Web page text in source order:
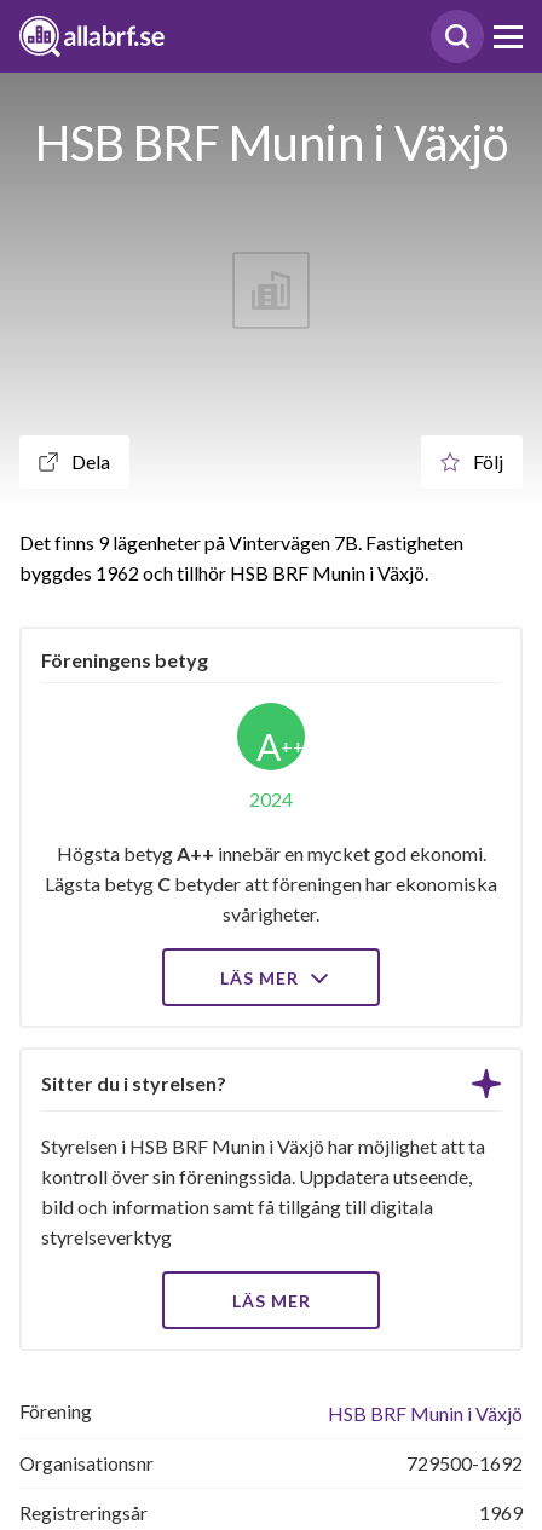
HSB BRF Munin i Växjö
Dela Följ
Det finns 9 lägenheter på Vintervägen 7B. Fastigheten
byggdes 1962 och tillhör HSB BRF Munin i Växjö.
Föreningens betyg
A++
2024
Högsta betygA++ innebär en mycket god ekonomi.
Lägsta betyg C betyder att föreningen har ekonomiska
svårigheter.
LÄS MER
Sitter du i styrelsen?
Styrelsen i HSB BRF Munin i Växjö har möjlighet att ta
kontroll över sin föreningssida. Uppdatera utseende,
bild och information samt få tillgång till digitala
styrelseverktyg
LÄS MER
Förening HSB BRF Munin i Växjö
Organisationsnr 729500-1692
Registreringsår 1969